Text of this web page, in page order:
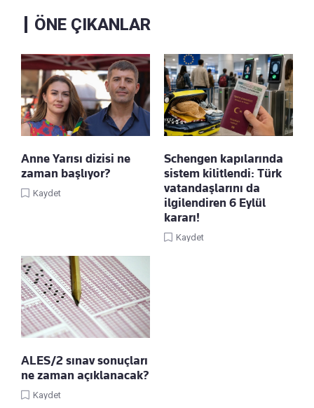
ÖNE ÇIKANLAR
Anne Yarısı dizisi ne
zaman başlıyor?
Kaydet
Schengen kapılarında
sistem kilitlendi: Türk
vatandaşlarını da
ilgilendiren 6 Eylül
kararı!
Kaydet
ALES/2 sınav sonuçları
ne zaman açıklanacak?
Kaydet